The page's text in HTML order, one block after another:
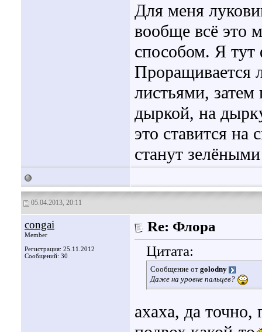
Для меня
вообще всё это
способом. Я
Проращивается
листьями,
дыркой, на
это ставится на
станут
05.04.2013, 20:11
congai
Member
Регистрация: 25.11.2012
Сообщений: 30
Re: Флора
Цитата:
Сообщение от golodny
Даже на уровне пальцев?
ахаха, да